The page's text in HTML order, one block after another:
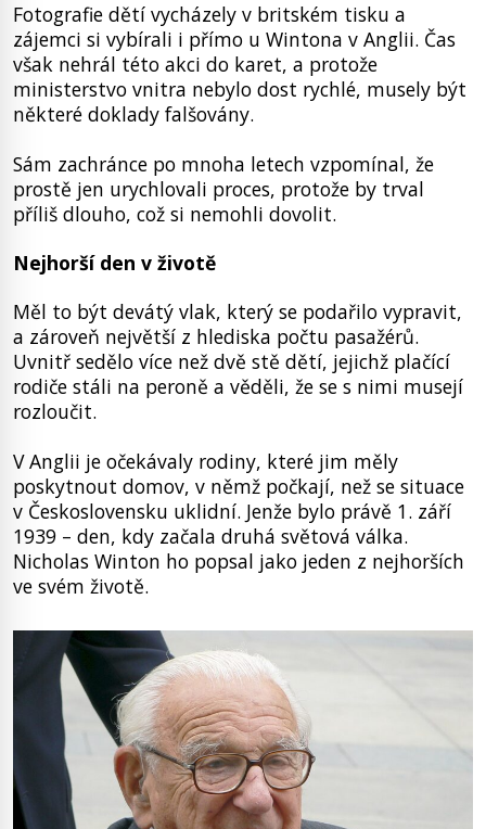
Fotografie dětí vycházely v britském tisku a
zájemci si vybírali i přímo u Wintona v Anglii. Čas
však nehrál této akci do karet, a protože
ministerstvo vnitra nebylo dost rychlé, musely být
některé doklady falšovány.
Sám zachránce po mnoha letech vzpomínal, že
prostě jen urychlovali proces, protože by trval
příliš dlouho, což si nemohli dovolit.
Nejhorší den v životě
Měl to být devátý vlak, který se podařilo vypravit,
a zároveň největší z hlediska počtu pasažérů.
Uvnitř sedělo více než dvě stě dětí, jejichž plačící
rodiče stáli na peroně a věděli, že se s nimi musejí
rozloučit.
V Anglii je očekávaly rodiny, které jim měly
poskytnout domov, v němž počkají, než se situace
v Československu uklidní. Jenže bylo právě 1. září
1939 – den, kdy začala druhá světová válka.
Nicholas Winton ho popsal jako jeden z nejhorších
ve svém životě.